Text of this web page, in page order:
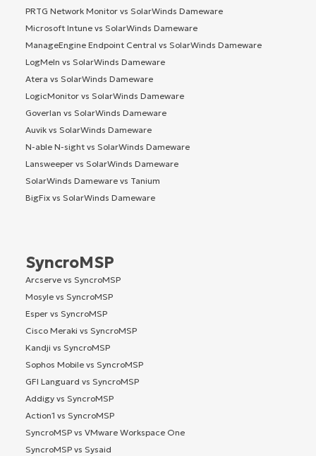
PRTG Network Monitor vs SolarWinds Dameware
Microsoft Intune vs SolarWinds Dameware
ManageEngine Endpoint Central vs SolarWinds Dameware
LogMeIn vs SolarWinds Dameware
Atera vs SolarWinds Dameware
LogicMonitor vs SolarWinds Dameware
Goverlan vs SolarWinds Dameware
Auvik vs SolarWinds Dameware
N-able N-sight vs SolarWinds Dameware
Lansweeper vs SolarWinds Dameware
SolarWinds Dameware vs Tanium
BigFix vs SolarWinds Dameware
SyncroMSP
Arcserve vs SyncroMSP
Mosyle vs SyncroMSP
Esper vs SyncroMSP
Cisco Meraki vs SyncroMSP
Kandji vs SyncroMSP
Sophos Mobile vs SyncroMSP
GFI Languard vs SyncroMSP
Addigy vs SyncroMSP
Action1 vs SyncroMSP
SyncroMSP vs VMware Workspace One
SyncroMSP vs Sysaid